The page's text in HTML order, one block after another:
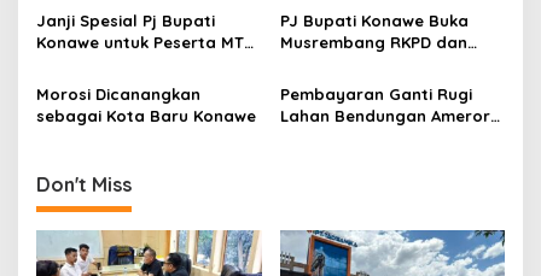
Kekuatan
Janji Spesial Pj Bupati
Konawe untuk Peserta MTQ
Hadiah Umroh
PJ Bupati Konawe Buka
Musrembang RKPD dan
Pembangunan dan
Penanggulangan Stunting
Morosi Dicanangkan
sebagai Kota Baru Konawe
Pembayaran Ganti Rugi
Lahan Bendungan Ameroro
Don't Miss